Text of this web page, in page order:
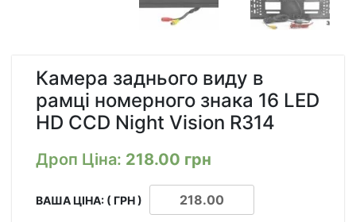
Камера заднього виду в
рамці номерного знака 16 LED
HD CCD Night Vision R314
Дроп Ціна: 218.00 грн
ВАША ЦІНА: ( ГРН )